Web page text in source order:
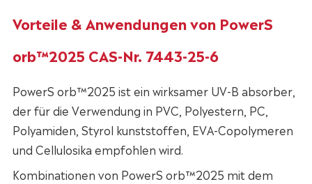
Vorteile & Anwendungen von PowerS
orb™2025 CAS-Nr. 7443-25-6
PowerS orb™2025 ist ein wirksamer UV-B absorber,
der für die Verwendung in PVC, Polyestern, PC,
Polyamiden, Styrol kunststoffen, EVA-Copolymeren
und Cellulosika empfohlen wird.
Kombinationen von PowerS orb™2025 mit dem